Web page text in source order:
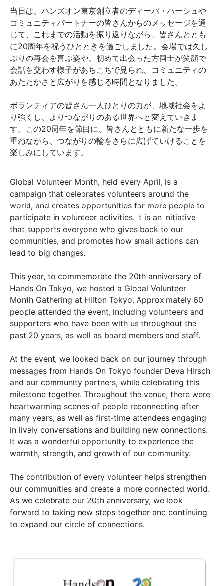
当日は、ハンズオン東京創立者のディーバ・ハーシュや
コミュニティパートナーの皆さんからのメッセージを通
じて、これまでの活動を振り返りながら、皆さんととも
に20周年を祝うひとときを過ごしました。会場では久し
ぶりの再会を喜ぶ姿や、初めて出会った方同士が笑顔で
会話を交わす様子があちこちで見られ、コミュニティの
あたたかさと広がりを感じる時間となりました。
ボランティアの皆さん一人ひとりの力が、地域社会をよ
り強くし、よりつながりのある世界へと変えていきま
す。この20周年を節目に、皆さんとともに新たな一歩を
重ねながら、つながりの輪をさらに広げていけることを
楽しみにしています。
Global Volunteer Month, held every April, is a
campaign that celebrates volunteers around the
world, and creates opportunities for more people to
participate in volunteer activities. It is an initiative
that supports everyone who gives back to our
communities, and promotes how small actions can
lead to big changes.
This year, to commemorate the 20th anniversary of
Hands On Tokyo, we hosted a Global Volunteer
Month Gathering at Hilton Tokyo. Approximately 60
people attended the event, including volunteers and
supporters who have been with us throughout the
past 20 years, as well as board members and staff.
At the event, we looked back on our journey through
messages from Hands On Tokyo founder Deva Hirsch
and our community partners, while celebrating this
milestone together. Throughout the venue, there were
heartwarming scenes of people reconnecting after
many years, as well as first-time attendees engaging
in lively conversations and building new connections.
It was a wonderful opportunity to experience the
warmth, strength, and growth of our community.
The contribution of every volunteer helps strengthen
our communities and create a more connected world.
As we celebrate our 20th anniversary, we look
forward to taking new steps together and continuing
to expand our circle of connections.